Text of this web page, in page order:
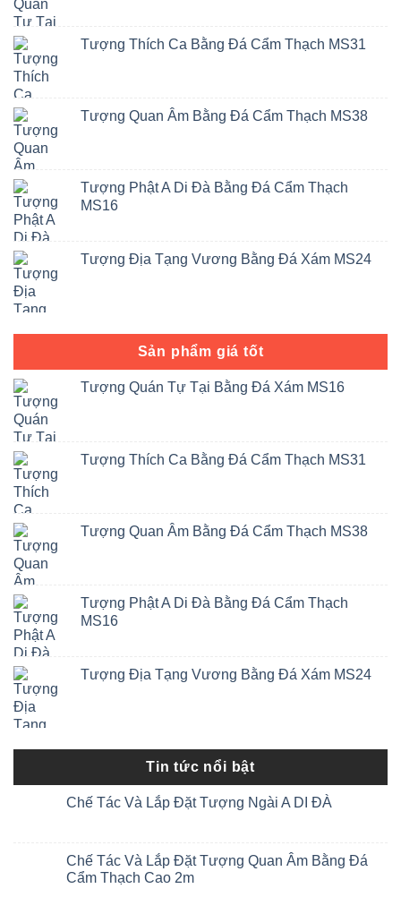
Tượng Thích Ca Bằng Đá Cẩm Thạch MS31
Tượng Quan Âm Bằng Đá Cẩm Thạch MS38
Tượng Phật A Di Đà Bằng Đá Cẩm Thạch
MS16
Tượng Địa Tạng Vương Bằng Đá Xám MS24
Sản phẩm giá tốt
Tượng Quán Tự Tại Bằng Đá Xám MS16
Tượng Thích Ca Bằng Đá Cẩm Thạch MS31
Tượng Quan Âm Bằng Đá Cẩm Thạch MS38
Tượng Phật A Di Đà Bằng Đá Cẩm Thạch
MS16
Tượng Địa Tạng Vương Bằng Đá Xám MS24
Tin tức nổi bật
Chế Tác Và Lắp Đặt Tượng Ngài A DI ĐÀ
Chế Tác Và Lắp Đặt Tượng Quan Âm Bằng Đá
Cẩm Thạch Cao 2m